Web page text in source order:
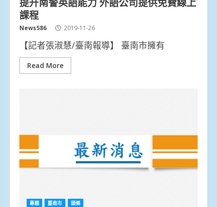
課程
News586 2019-11-26
【記者張淑慧/臺南報導】 臺南市擁有
Read More
專題 臺南市 頭條